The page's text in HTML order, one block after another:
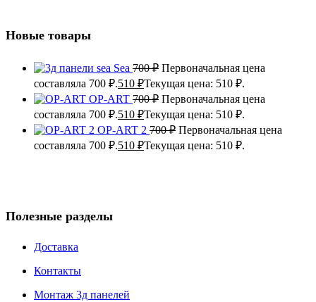
Новые товары
Sea 700₽ Первоначальная цена
составляла 700 ₽.510 ₽Текущая цена: 510 ₽.
OP-ART 700₽ Первоначальная цена
составляла 700 ₽.510 ₽Текущая цена: 510 ₽.
OP-ART 2 700₽ Первоначальная цена
составляла 700 ₽.510 ₽Текущая цена: 510 ₽.
Полезные разделы
Доставка
Контакты
Монтаж 3д панелей